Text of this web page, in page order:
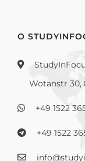
О
Wotanstr 30,
+49 1522
+49 1522